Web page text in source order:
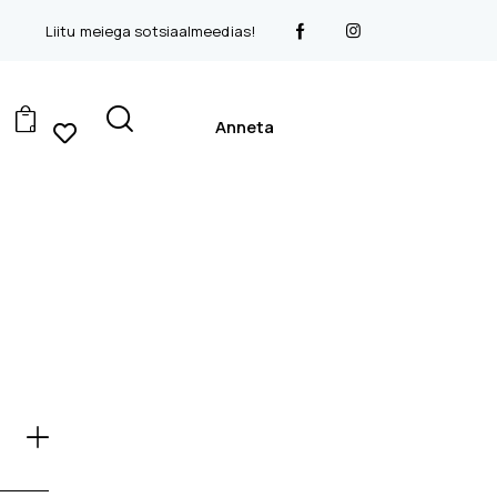
Liitu meiega sotsiaalmeedias!
0 Anneta